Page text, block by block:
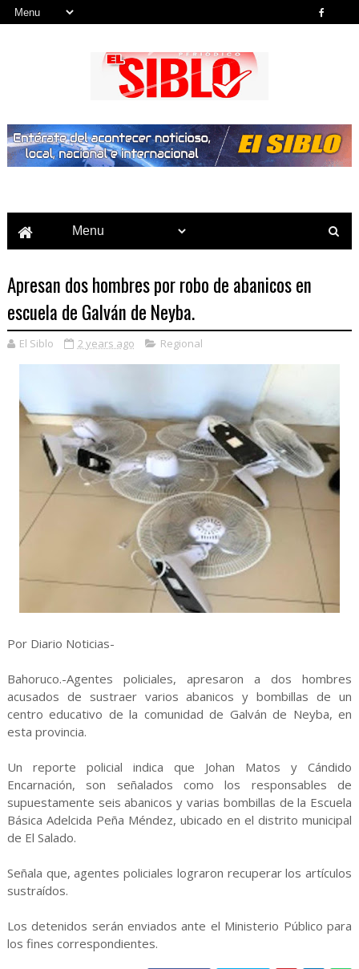
Apresan dos hombres por robo de abanicos en
escuela de Galván de Neyba.
El Siblo 2 years ago Regional
Por Diario Noticias-
Bahoruco.-Agentes policiales, apresaron a dos hombres
acusados de sustraer varios abanicos y bombillas de un
centro educativo de la comunidad de Galván de Neyba, en
esta provincia.
Un reporte policial indica que Johan Matos y Cándido
Encarnación, son señalados como los responsables de
supuestamente seis abanicos y varias bombillas de la Escuela
Básica Adelcida Peña Méndez, ubicado en el distrito municipal
de El Salado.
Señala que, agentes policiales lograron recuperar los artículos
sustraídos.
Los detenidos serán enviados ante el Ministerio Público para
los fines correspondientes.